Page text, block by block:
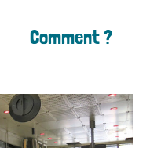
Comment ?